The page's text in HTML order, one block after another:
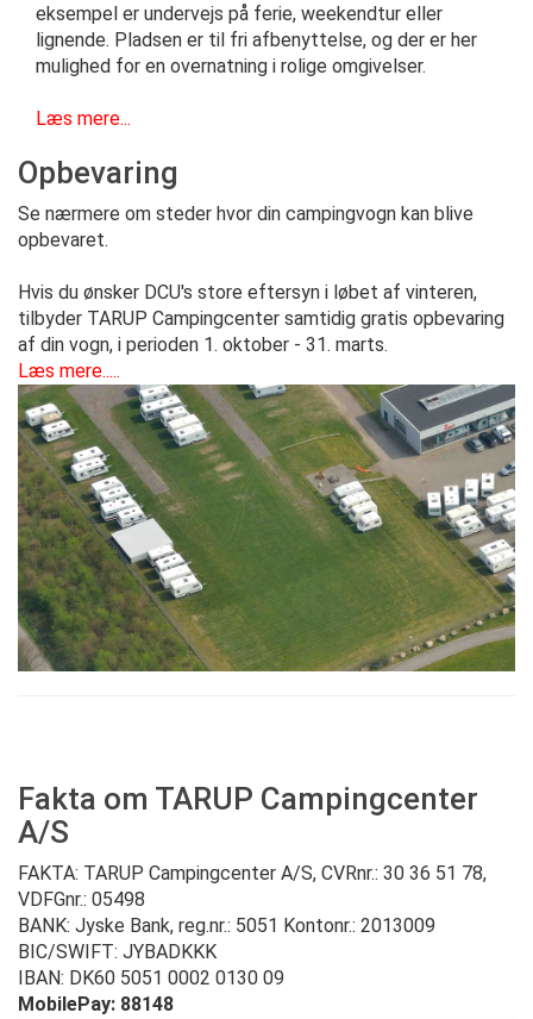
eksempel er undervejs på ferie, weekendtur eller
lignende. Pladsen er til fri afbenyttelse, og der er her
mulighed for en overnatning i rolige omgivelser.
Læs mere...
Opbevaring
Se nærmere om steder hvor din campingvogn kan blive
opbevaret.
Hvis du ønsker DCU's store eftersyn i løbet af vinteren,
tilbyder TARUP Campingcenter samtidig gratis opbevaring
af din vogn, i perioden 1. oktober - 31. marts.
Læs mere.....
Fakta om TARUP Campingcenter
A/S
FAKTA: TARUP Campingcenter A/S, CVRnr.: 30 36 51 78,
VDFGnr.: 05498
BANK: Jyske Bank, reg.nr.: 5051 Kontonr.: 2013009
BIC/SWIFT: JYBADKKK
IBAN: DK60 5051 0002 0130 09
MobilePay: 88148